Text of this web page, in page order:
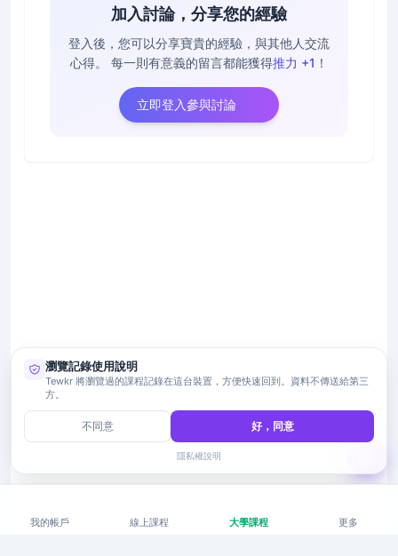
加入討論，分享您的經驗
登入後，您可以分享寶貴的經驗，與其他人交流
心得。
每一則有意義的留言都能獲得推力 +1 ！
立即登入參與討論
我的帳戶 線上課程 大學課程 更多
瀏覽記錄使用說明
Tewkr 將瀏覽過的課程記錄在這台裝置，方便快速回到。資料不傳送給第三
方。
不同意 好，同意
隱私權說明